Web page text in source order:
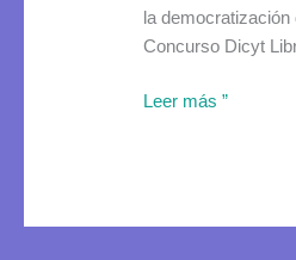
la democratización
Concurso Dicyt
Leer más ”